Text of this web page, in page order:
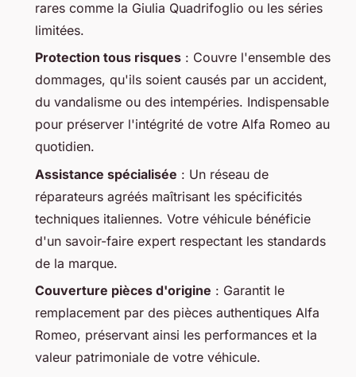
rares comme la Giulia Quadrifoglio ou les séries
limitées.
Protection tous risques : Couvre l'ensemble des
dommages, qu'ils soient causés par un accident,
du vandalisme ou des intempéries. Indispensable
pour préserver l'intégrité de votre Alfa Romeo au
quotidien.
Assistance spécialisée : Un réseau de
réparateurs agréés maîtrisant les spécificités
techniques italiennes. Votre véhicule bénéficie
d'un savoir-faire expert respectant les standards
de la marque.
Couverture pièces d'origine : Garantit le
remplacement par des pièces authentiques Alfa
Romeo, préservant ainsi les performances et la
valeur patrimoniale de votre véhicule.